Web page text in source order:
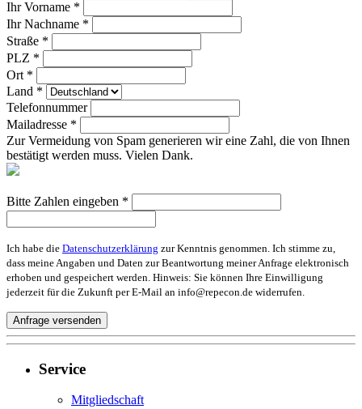
Ihr Vorname *
Ihr Nachname *
Straße *
PLZ *
Ort *
Land *
Telefonnummer
Mailadresse *
Zur Vermeidung von Spam generieren wir eine Zahl, die von Ihnen
bestätigt werden muss. Vielen Dank.
Bitte Zahlen eingeben *
Ich habe die Datenschutzerklärung zur Kenntnis genommen. Ich stimme zu,
dass meine Angaben und Daten zur Beantwortung meiner Anfrage elektronisch
erhoben und gespeichert werden. Hinweis: Sie können Ihre Einwilligung
jederzeit für die Zukunft per E-Mail an info@repecon.de widerrufen.
Service
Mitgliedschaft